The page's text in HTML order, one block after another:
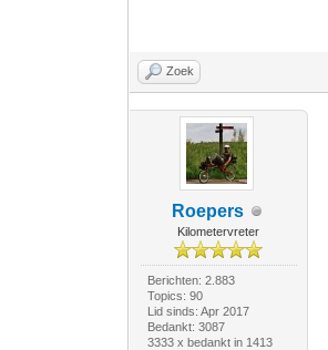
Zoek
Roepers
Kilometervreter
Berichten: 2.883
Topics: 90
Lid sinds: Apr 2017
Bedankt: 3087
3333 x bedankt in 1413